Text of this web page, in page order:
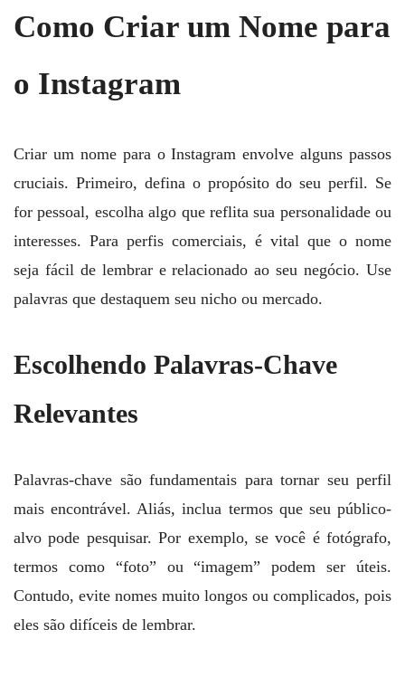
Como Criar um Nome para
o Instagram
Criar um nome para o Instagram envolve alguns passos
cruciais. Primeiro, defina o propósito do seu perfil. Se
for pessoal, escolha algo que reflita sua personalidade ou
interesses. Para perfis comerciais, é vital que o nome
seja fácil de lembrar e relacionado ao seu negócio. Use
palavras que destaquem seu nicho ou mercado.
Escolhendo Palavras-Chave
Relevantes
Palavras-chave são fundamentais para tornar seu perfil
mais encontrável. Aliás, inclua termos que seu público-
alvo pode pesquisar. Por exemplo, se você é fotógrafo,
termos como “foto” ou “imagem” podem ser úteis.
Contudo, evite nomes muito longos ou complicados, pois
eles são difíceis de lembrar.